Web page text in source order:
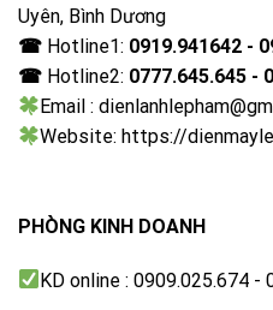
Uyên, Bình Dương
☎ Hotline1: 0919.941642 -
☎ Hotline2: 0777.645.645 -
Email :
Website: https://
PHÒNG KINH DOANH
KD online : 0909.025.674 -